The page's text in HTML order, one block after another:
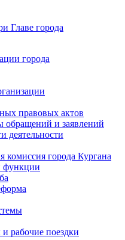
Главе города
города
правовых актов
обращений и заявлений
деятельности
комиссия города Кургана
функции
рабочие поездки